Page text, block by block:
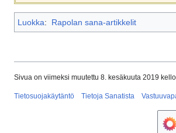
Luokka: Rapolan sana-artikkelit
Sivua on viimeksi muutettu 8. kesäkuuta 2019
Tietosuojakäytäntö Tietoja Sanatista